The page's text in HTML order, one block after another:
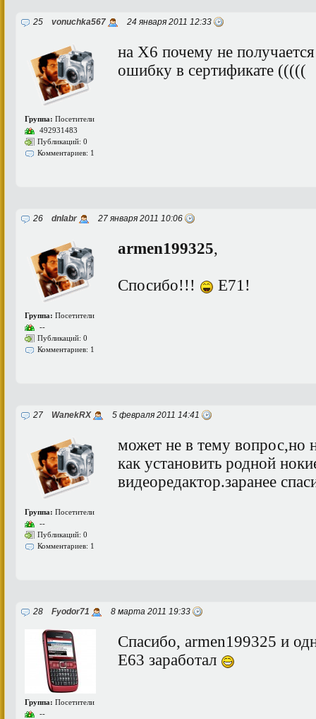
25 vonuchka567 24 января 2011 12:33
Группа: Посетители
492931483
Публикаций: 0
Комментариев: 1
на Х6 почему не
ошибку в сертификате (((((
26 dnlabr 27 января 2011 10:06
Группа: Посетители
--
Публикаций: 0
Комментариев: 1
armen199325,
Спосибо!!!
Е71!
27 WanekRX 5 февраля 2011 14:41
Группа: Посетители
--
Публикаций: 0
Комментариев: 1
может не в тему вопрос,но
как установить родной
видеоредактор.заранее
28 Fyodor71 8 марта 2011 19:33
Группа: Посетители
--
Спасибо, armen199325 и
Е63 заработал